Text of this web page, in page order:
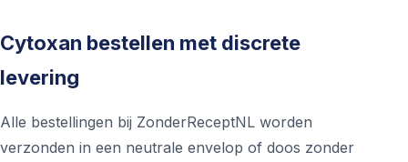
Cytoxan bestellen met discrete
levering
Alle bestellingen bij ZonderReceptNL worden
verzonden in een neutrale envelop of doos zonder